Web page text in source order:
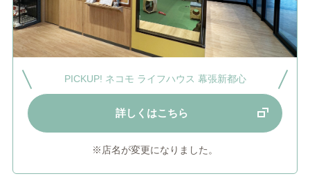
PICKUP! ネコモ ライフハウス 幕張新都心
詳しくはこちら
※店名が変更になりました。